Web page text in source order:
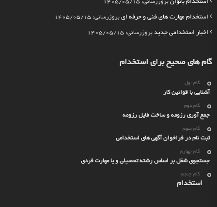
استخدام بانوان بروزرسانی: 1405/05/15
استخدام مهارت های فنی و حرفه ای بروزرسانی: 1405/05/15
اخبار استخدامی جدید بروزرسانی: 1405/05/15
گام های صحیح برای استخدام
گام اول
آشنایی با قوانین کار
گام دوم
جمع آوری رزومه و ساخت فایل رزومه
گام سوم
ثبت نام در فراخوان آگهی های استخدامی
گام چهارم
جستجوی شغل بر اساس رشته تحصیلی و یا مهارت فردی
گام چنجم
استخدام